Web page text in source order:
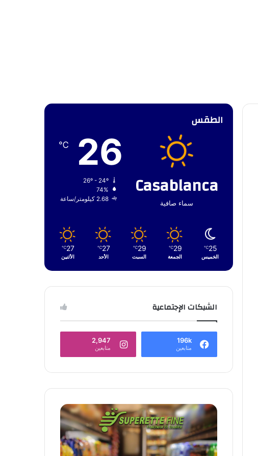
الطقس
Casablanca
سماء صافية
26
℃
74%
2.68 كيلومتر/ساعة
25
℃
الخميس
29
℃
الجمعة
29
℃
السبت
27
℃
الأحد
27
℃
الأثنين
الشبكات الإجتماعية
196k
متابعين
2,947
متابعين